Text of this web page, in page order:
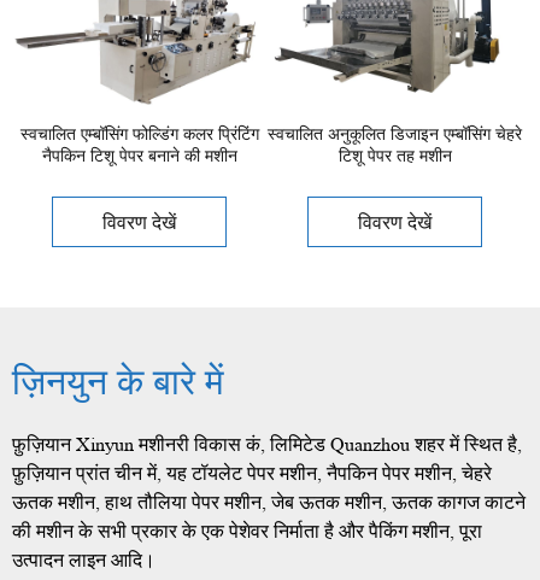
स्वचालित एम्बॉसिंग फोल्डिंग कलर प्रिंटिंग
नैपकिन टिशू पेपर बनाने की मशीन
विवरण देखें
स्वचालित अनुकूलित डिजाइन एम्बॉसिंग चेहरे
टिशू पेपर तह मशीन
विवरण देखें
ज़िनयुन के बारे में
फ़ुज़ियान Xinyun मशीनरी विकास कं, लिमिटेड Quanzhou शहर में स्थित है,
फ़ुज़ियान प्रांत चीन में, यह टॉयलेट पेपर मशीन, नैपकिन पेपर मशीन, चेहरे
ऊतक मशीन, हाथ तौलिया पेपर मशीन, जेब ऊतक मशीन, ऊतक कागज काटने
की मशीन के सभी प्रकार के एक पेशेवर निर्माता है और पैकिंग मशीन, पूरा
उत्पादन लाइन आदि।